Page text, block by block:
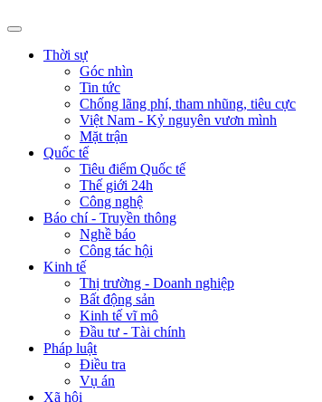
Thời sự
Góc nhìn
Tin tức
Chống lãng phí, tham nhũng, tiêu cực
Việt Nam - Kỷ nguyên vươn mình
Mặt trận
Quốc tế
Tiêu điểm Quốc tế
Thế giới 24h
Công nghệ
Báo chí - Truyền thông
Nghề báo
Công tác hội
Kinh tế
Thị trường - Doanh nghiệp
Bất động sản
Kinh tế vĩ mô
Đầu tư - Tài chính
Pháp luật
Điều tra
Vụ án
Xã hội